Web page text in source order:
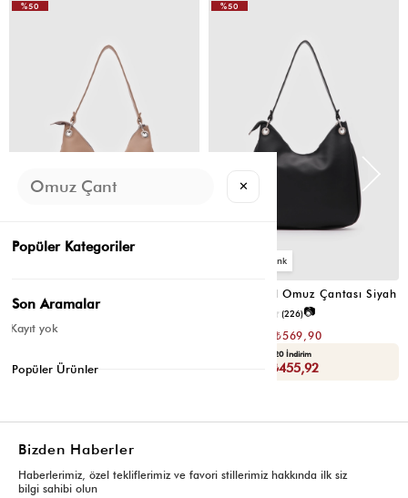
₺1.139,80
Sepette : ₺398,93
%50
Valerie Oval Omuz Çantası Siyah
(226)📷
₺569,90
Yaza Özel Ek %20 İndirim
Sepette : ₺455,92
%50
Bizden Haberler
Haberlerimiz, özel tekliflerimiz ve favori stillerimiz hakkında ilk siz
bilgi sahibi olun
✕
Popüler Kategoriler
Son Aramalar
Kayıt yok
Popüler Ürünler